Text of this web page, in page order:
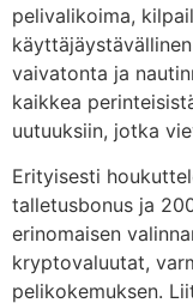
pelivalikoima,
vaivatonta ja
kaikkea
uutuuksiin, jotka
Erityisesti
talletusbonus ja
erinomaisen
kryptovaluutat,
pelikokemuksen.